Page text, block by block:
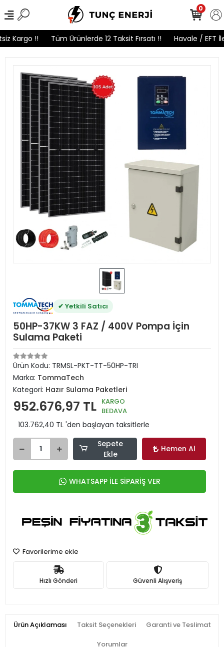
Kargo !! Tüm Ürünlerde 12 Taksit Fırsatı !! Havale / EFT
0
✔ Yetkili Satıcı
50HP-37KW 3 FAZ / 400V Pompa İçin
Sulama Paketi
Ürün Kodu: TRMSL-PKT-TT-50HP-TRI
Marka: TommaTech
Kategori: Hazır Sulama Paketleri
952.676,97 TL KARGO
BEDAVA
103.762,40 TL 'den başlayan taksitlerle
Sepete
Ekle
Hemen Al
WHATSAPP İLE SİPARİŞ VER
Favorilerime ekle
Hızlı Gönderi Güvenli Alışveriş
Ürün Açıklaması Taksit Seçenekleri Garanti ve Teslimat
Yorumlar